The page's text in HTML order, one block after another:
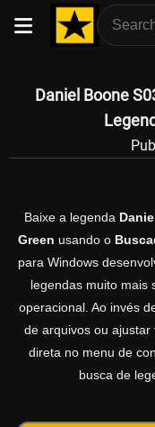
Daniel Boone
Baixe a legenda
Green usando o
para Windows
legendas muito mais
operacional. Ao invés
de arquivos ou
direta no menu de
busca de